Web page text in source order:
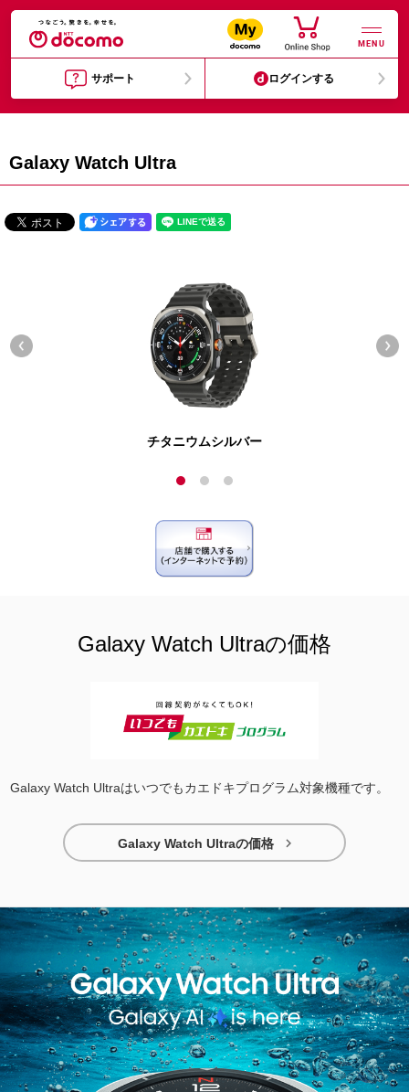
MENU
サポート ログインする
Galaxy Watch Ultra
チタニウムシルバー
Galaxy Watch Ultraの価格
Galaxy Watch Ultraはいつでもカエドキプログラム対象機種です。
Galaxy Watch Ultraの価格 